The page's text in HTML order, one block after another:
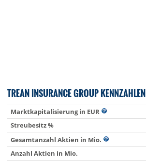
TREAN INSURANCE GROUP KENNZAHLEN
Marktkapitalisierung in EUR
Streubesitz %
Gesamtanzahl Aktien in Mio.
Anzahl Aktien in Mio.